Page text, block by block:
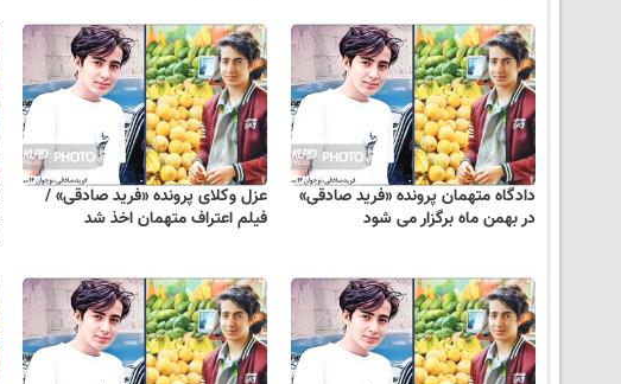
دادگاه متهمان پرونده «فرید صادقی»
در بهمن ماه برگزار می شود
عزل وکلای پرونده «فرید صادقی» /
فیلم اعتراف متهمان اخذ شد